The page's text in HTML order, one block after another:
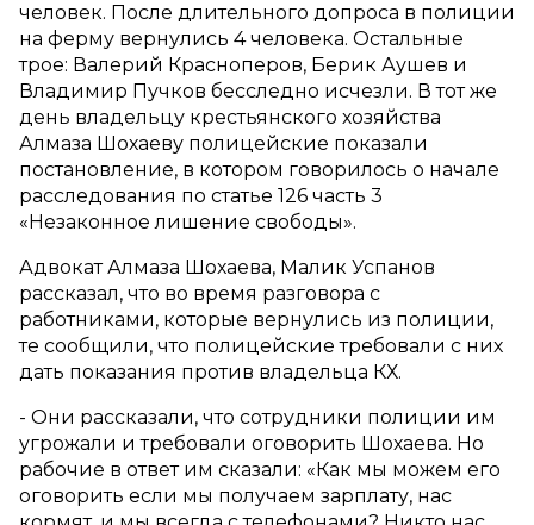
человек. После длительного допроса в полиции
на ферму вернулись 4 человека. Остальные
трое: Валерий Красноперов, Берик Аушев и
Владимир Пучков бесследно исчезли. В тот же
день владельцу крестьянского хозяйства
Алмаза Шохаеву полицейские показали
постановление, в котором говорилось о начале
расследования по статье 126 часть 3
«Незаконное лишение свободы».
Адвокат Алмаза Шохаева, Малик Успанов
рассказал, что во время разговора с
работниками, которые вернулись из полиции,
те сообщили, что полицейские требовали с них
дать показания против владельца КХ.
- Они рассказали, что сотрудники полиции им
угрожали и требовали оговорить Шохаева. Но
рабочие в ответ им сказали: «Как мы можем его
оговорить если мы получаем зарплату, нас